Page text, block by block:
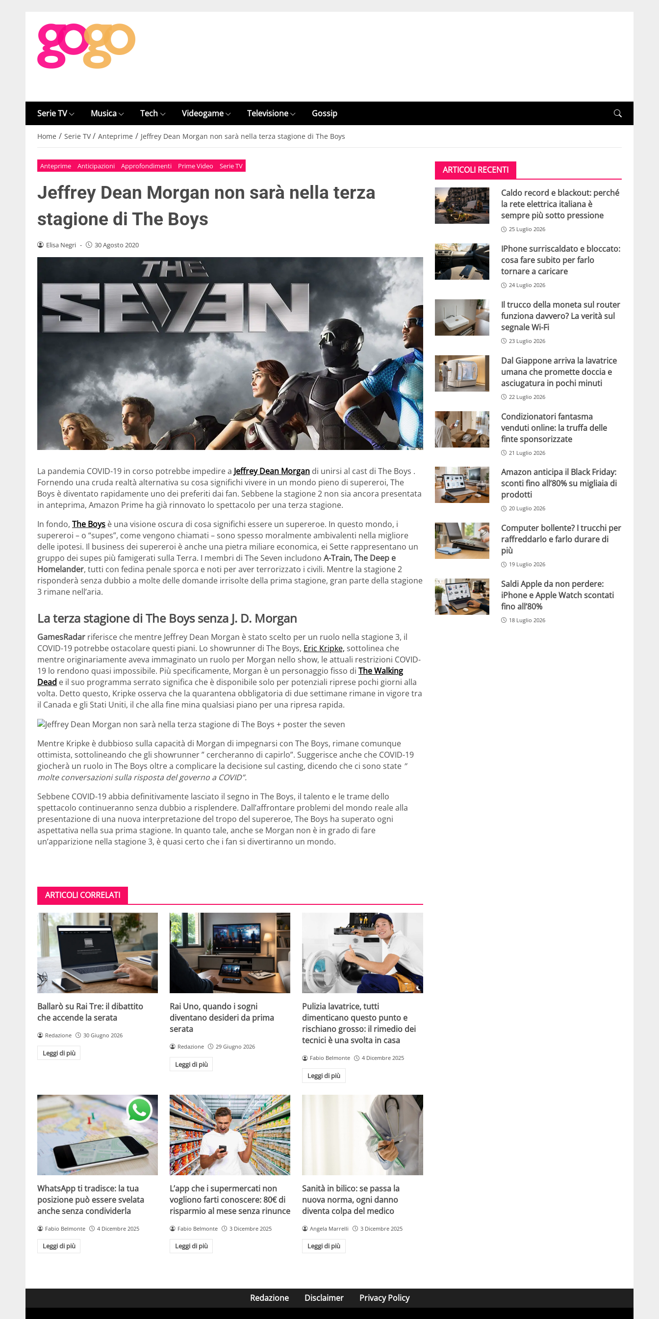
Serie TV Musica Tech Videogame Televisione Gossip
Home / Serie TV / Anteprime / Jeffrey Dean Morgan non sarà nella terza stagione di The Boys
Anteprime Anticipazioni Approfondimenti Prime Video Serie TV
Jeffrey Dean Morgan non sarà nella terza
stagione di The Boys
Elisa Negri - 30 Agosto 2020
La pandemia COVID-19 in corso potrebbe impedire a Jeffrey Dean Morgan di unirsi al cast di The Boys .
Fornendo una cruda realtà alternativa su cosa significhi vivere in un mondo pieno di supereroi, The
Boys è diventato rapidamente uno dei preferiti dai fan. Sebbene la stagione 2 non sia ancora presentata
in anteprima, Amazon Prime ha già rinnovato lo spettacolo per una terza stagione.
In fondo, The Boys è una visione oscura di cosa significhi essere un supereroe. In questo mondo, i
supereroi – o “supes”, come vengono chiamati – sono spesso moralmente ambivalenti nella migliore
delle ipotesi. Il business dei supereroi è anche una pietra miliare economica, ei Sette rappresentano un
gruppo dei supes più famigerati sulla Terra. I membri di The Seven includono A-Train, The Deep e
Homelander, tutti con fedina penale sporca e noti per aver terrorizzato i civili. Mentre la stagione 2
risponderà senza dubbio a molte delle domande irrisolte della prima stagione, gran parte della stagione
3 rimane nell’aria.
La terza stagione di The Boys senza J. D. Morgan
GamesRadar riferisce che mentre Jeffrey Dean Morgan è stato scelto per un ruolo nella stagione 3, il
COVID-19 potrebbe ostacolare questi piani. Lo showrunner di The Boys, Eric Kripke, sottolinea che
mentre originariamente aveva immaginato un ruolo per Morgan nello show, le attuali restrizioni COVID-
19 lo rendono quasi impossibile. Più specificamente, Morgan è un personaggio fisso di The Walking
Dead e il suo programma serrato significa che è disponibile solo per potenziali riprese pochi giorni alla
volta. Detto questo, Kripke osserva che la quarantena obbligatoria di due settimane rimane in vigore tra
il Canada e gli Stati Uniti, il che alla fine mina qualsiasi piano per una ripresa rapida.
Mentre Kripke è dubbioso sulla capacità di Morgan di impegnarsi con The Boys, rimane comunque
ottimista, sottolineando che gli showrunner ” cercheranno di capirlo”. Suggerisce anche che COVID-19
giocherà un ruolo in The Boys oltre a complicare la decisione sul casting, dicendo che ci sono state ”
molte conversazioni sulla risposta del governo a COVID”.
Sebbene COVID-19 abbia definitivamente lasciato il segno in The Boys, il talento e le trame dello
spettacolo continueranno senza dubbio a risplendere. Dall’affrontare problemi del mondo reale alla
presentazione di una nuova interpretazione del tropo del supereroe, The Boys ha superato ogni
aspettativa nella sua prima stagione. In quanto tale, anche se Morgan non è in grado di fare
un’apparizione nella stagione 3, è quasi certo che i fan si divertiranno un mondo.
ARTICOLI CORRELATI
Ballarò su Rai Tre: il dibattito
che accende la serata
Redazione 30 Giugno 2026
Leggi di più
Rai Uno, quando i sogni
diventano desideri da prima
serata
Redazione 29 Giugno 2026
Leggi di più
Pulizia lavatrice, tutti
dimenticano questo punto e
rischiano grosso: il rimedio dei
tecnici è una svolta in casa
Fabio Belmonte 4 Dicembre 2025
Leggi di più
WhatsApp ti tradisce: la tua
posizione può essere svelata
anche senza condividerla
Fabio Belmonte 4 Dicembre 2025
Leggi di più
L’app che i supermercati non
vogliono farti conoscere: 80€ di
risparmio al mese senza rinunce
Fabio Belmonte 3 Dicembre 2025
Leggi di più
Sanità in bilico: se passa la
nuova norma, ogni danno
diventa colpa del medico
Angela Marrelli 3 Dicembre 2025
Leggi di più
ARTICOLI RECENTI
Caldo record e blackout: perché
la rete elettrica italiana è
sempre più sotto pressione
25 Luglio 2026
IPhone surriscaldato e bloccato:
cosa fare subito per farlo
tornare a caricare
24 Luglio 2026
Il trucco della moneta sul router
funziona davvero? La verità sul
segnale Wi-Fi
23 Luglio 2026
Dal Giappone arriva la lavatrice
umana che promette doccia e
asciugatura in pochi minuti
22 Luglio 2026
Condizionatori fantasma
venduti online: la truffa delle
finte sponsorizzate
21 Luglio 2026
Amazon anticipa il Black Friday:
sconti fino all’80% su migliaia di
prodotti
20 Luglio 2026
Computer bollente? I trucchi per
raffreddarlo e farlo durare di
più
19 Luglio 2026
Saldi Apple da non perdere:
iPhone e Apple Watch scontati
fino all’80%
18 Luglio 2026
Redazione Disclaimer Privacy Policy